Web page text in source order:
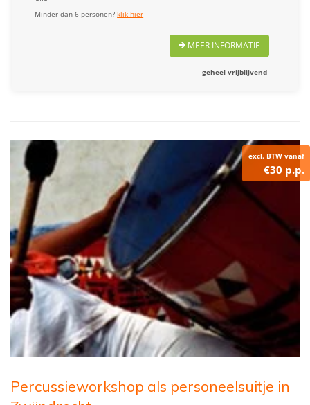
Minder dan 6 personen?klik hier
MEER INFORMATIE
geheel vrijblijvend
excl. BTW vanaf
€30 p.p.
Percussieworkshop als personeelsuitje in